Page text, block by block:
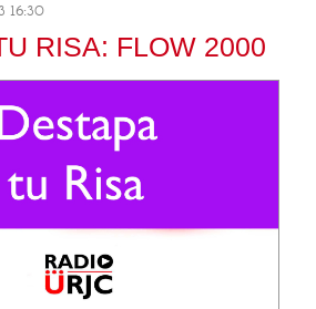
16:30
RISA: FLOW 2000